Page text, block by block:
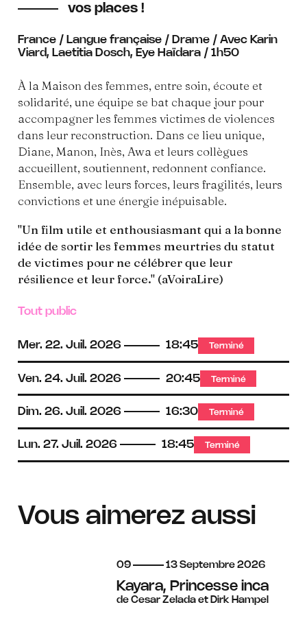
vos places !
France / Langue française / Drame / Avec Karin
Viard, Laetitia Dosch, Eye Haïdara / 1h50
À la Maison des femmes, entre soin, écoute et
solidarité, une équipe se bat chaque jour pour
accompagner les femmes victimes de violences
dans leur reconstruction. Dans ce lieu unique,
Diane, Manon, Inès, Awa et leurs collègues
accueillent, soutiennent, redonnent confiance.
Ensemble, avec leurs forces, leurs fragilités, leurs
convictions et une énergie inépuisable.
"Un film utile et enthousiasmant qui a la bonne
idée de sortir les femmes meurtries du statut
de victimes pour ne célébrer que leur
résilience et leur force." (aVoiraLire)
Tout public
Mer. 22. Juil. 2026 18:45 Terminé
Ven. 24. Juil. 2026 20:45 Terminé
Dim. 26. Juil. 2026 16:30 Terminé
Lun. 27. Juil. 2026 18:45 Terminé
Vous aimerez aussi
du
09 au
13 septembre
Septembre 2026
Kayara, Princesse inca
de Cesar Zelada et Dirk Hampel